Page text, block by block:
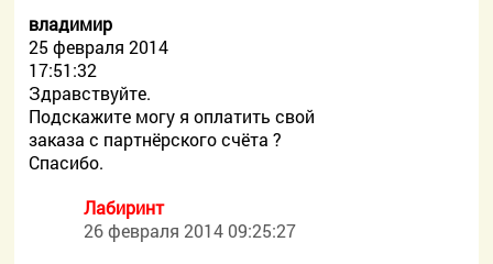
владимир
25 февраля 2014
17:51:32
Здравствуйте.
Подскажите могу я оплатить свой
заказа с партнёрского счёта ?
Спасибо.
Лабиринт
26 февраля 2014 09:25:27